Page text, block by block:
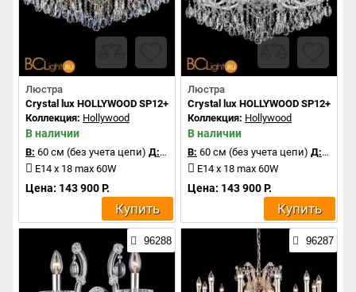
Люстра
Crystal lux HOLLYWOOD SP12+6 GOLD
Коллекция: Hollywood
В наличии
В: 60 см (без учета цепи) Д:85 см
E14 x 18 max 60W
Цена: 143 900 Р.
Купить
Люстра
Crystal lux HOLLYWOOD SP12+6
Коллекция: Hollywood
В наличии
В: 60 см (без учета цепи) Д:85 см
E14 x 18 max 60W
Цена: 143 900 Р.
Купить
96288 96287